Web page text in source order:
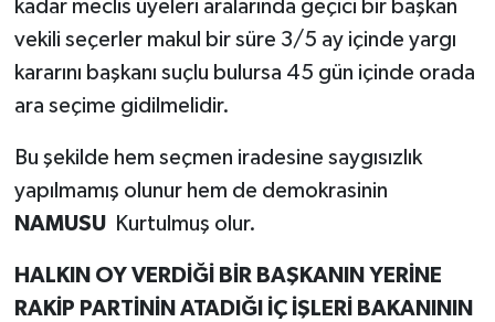
kadar meclis üyeleri aralarında geçici bir başkan
vekili seçerler makul bir süre 3/5 ay içinde yargı
kararını başkanı suçlu bulursa 45 gün içinde orada
ara seçime gidilmelidir.
Bu şekilde hem seçmen iradesine saygısızlık
yapılmamış olunur hem de demokrasinin
NAMUSUKurtulmuş olur.
HALKIN OY VERDİĞİ BİR BAŞKANIN YERİNE
RAKİP PARTİNİN ATADIĞI İÇ İŞLERİ BAKANININ